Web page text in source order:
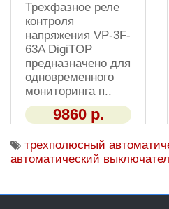
Трехфазное реле
контроля
напряжения VP-3F-
63A DigiTOP
предназначено для
одновременного
мониторинга п..
9860 р.
трехполюсный
автоматический